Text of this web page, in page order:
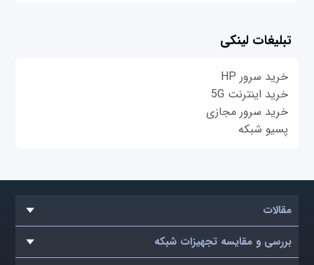
تبلیغات لینکی
خرید سرور HP
خرید اینترنت 5G
خرید سرور مجازی
پسیو شبکه
مقالات
بررسی و مقایسه تجهیزات شبکه